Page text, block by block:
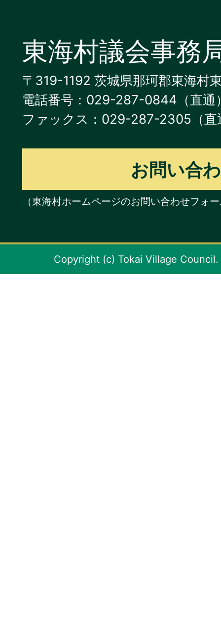
東海村議会事務
〒319-1192 茨城県那珂郡東海村
電話番号：029-287-0844（直通
ファックス：029-287-2305（直
お問い合
（東海村ホームページのお問い合わせフォ
Copyright (c) Tokai Village